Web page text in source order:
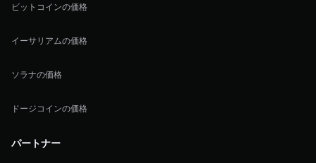
ビットコインの価格
イーサリアムの価格
ソラナの価格
ドージコインの価格
パートナー